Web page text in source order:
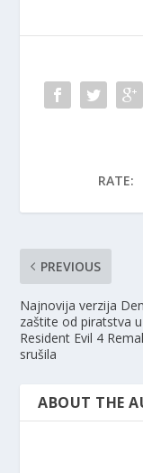
RATE:
PREVIOUS
Najnovija verzija
zaštite od piratstva u
Resident Evil 4
srušila
ABOUT THE